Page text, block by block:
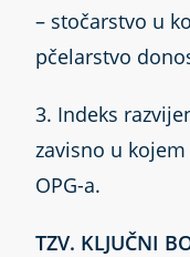
– stočarstvo u
pčelarstvo
3. Indeks
zavisno u
OPG-a.
TZV. KLJUČNI